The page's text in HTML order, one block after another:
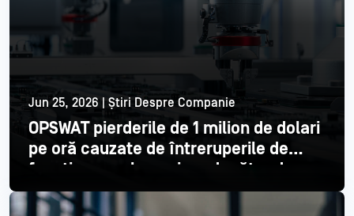
Jun 25, 2026 | Știri Despre Companie
OPSWAT pierderile de 1 milion de dolari
pe oră cauzate de întreruperile de
funcționare ale unui producător de
semiconductori din top 3
Citește mai mult